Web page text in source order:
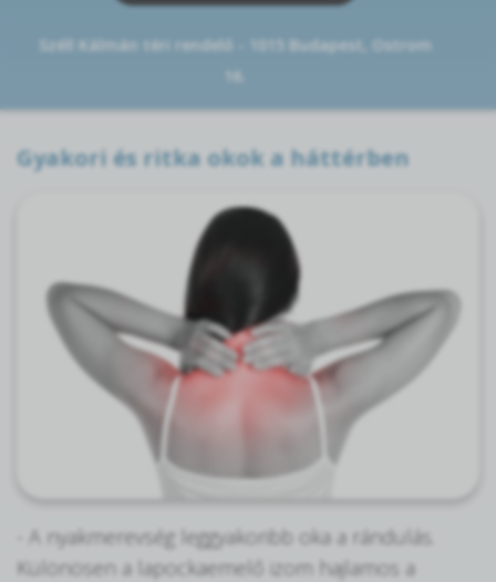
Széll Kálmán téri rendelő - 1015 Budapest, Ostrom
16.
Gyakori és ritka okok a háttérben
- A nyakmerevség leggyakoribb oka a rándulás.
Különösen a lapockaemelő izom hajlamos a